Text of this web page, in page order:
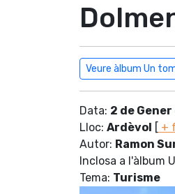
Veure àlbum Un
Data: 2 de Gener
Lloc: Ardèvol [ +
Autor: Ramon
Inclosa a l'àlbum
Tema: Turisme